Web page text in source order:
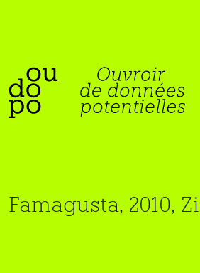
Famagusta, 2010,